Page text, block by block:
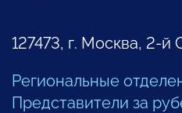
127473, г. Москва, 2-й
Региональные
Представители за